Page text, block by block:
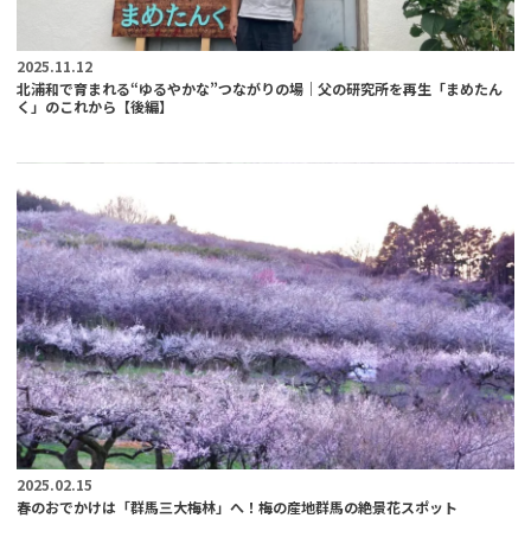
2025.11.12
北浦和で育まれる“ゆるやかな”つながりの場｜父の研究所を再生「まめたん
く」のこれから【後編】
2025.02.15
春のおでかけは「群馬三大梅林」へ！梅の産地群馬の絶景花スポット